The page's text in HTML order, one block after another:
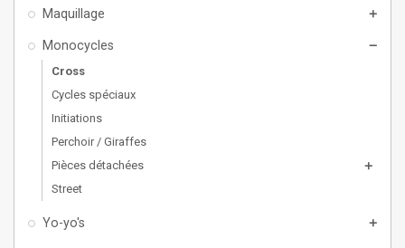
Maquillage add
Monocycles remove
Cross
Cycles spéciaux
Initiations
Perchoir / Giraffes
Pièces détachées
add
Street
Yo-yo's add